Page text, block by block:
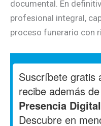
documental. En
profesional integral,
proceso funerario con